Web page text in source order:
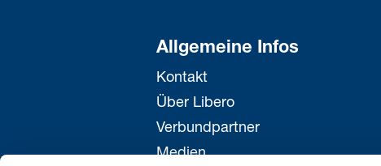
Allgemeine Infos
Kontakt
Über Libero
Verbundpartner
Medien